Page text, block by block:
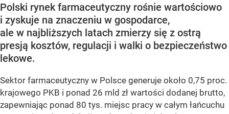
Polski rynek farmaceutyczny rośnie wartościowo
i zyskuje na znaczeniu w gospodarce,
ale w najbliższych latach zmierzy się z ostrą
presją kosztów, regulacji i walki o bezpieczeństwo
lekowe.
Sektor farmaceutyczny w Polsce generuje około 0,75 proc.
krajowego PKB i ponad 26 mld zł wartości dodanej brutto,
zapewniając ponad 80 tys. miejsc pracy w całym łańcuchu